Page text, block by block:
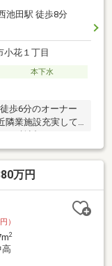
池田駅 徒歩8分
小花１丁目
本下水
歩6分のオーナー
隣業施設充実して
万円
）
2